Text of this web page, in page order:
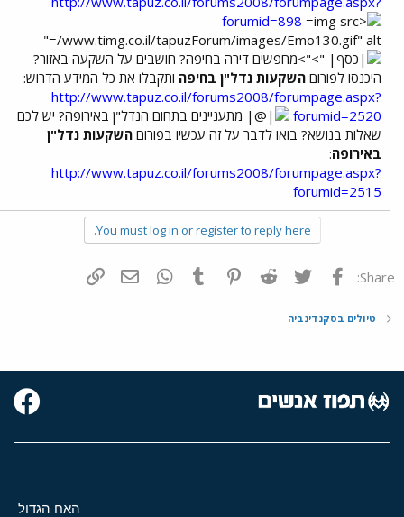
forumid=898
/www.timg.co.il/tapuzForum/images/Emo130.gif" alt="
">">מחפשים דירה בחיפה? חושבים על השקעה באזור?
היכנסו לפורום השקעות נדל"ן בחיפה ותקבלו את כל המידע הדרוש:
http://www.tapuz.co.il/forums2008/forumpage.aspx?
forumid=2520
מתעניינים בתחום הנדל"ן באירופה? יש לכם
שאלות בנושא? בואו לדבר על זה עכשיו בפורום השקעות נדל"ן
באירופה:
http://www.tapuz.co.il/forums2008/forumpage.aspx?
forumid=2515
You must log in or register to reply here.
Share: פייסבוק Twitter
Reddit
Pinterest
Tumblr
WhatsAppדואר אלקטרוני
טיולים בסקנדינביה
האח הגדול